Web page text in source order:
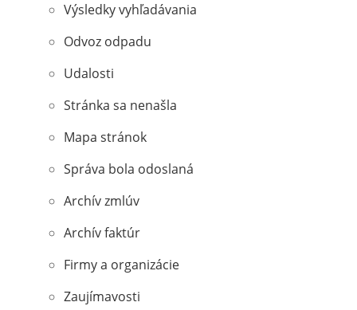
Výsledky vyhľadávania
Odvoz odpadu
Udalosti
Stránka sa nenašla
Mapa stránok
Správa bola odoslaná
Archív zmlúv
Archív faktúr
Firmy a organizácie
Zaujímavosti